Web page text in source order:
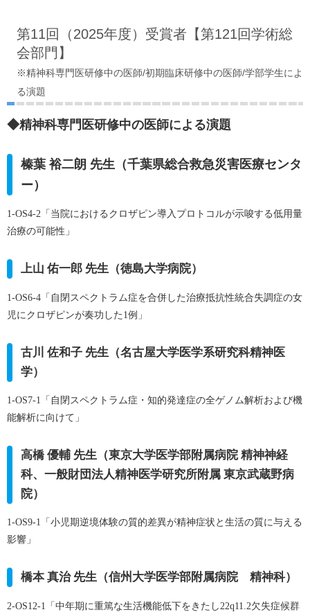
第11回（2025年度）受賞者【第121回学術総
会部門】
※精神科専門医研修中の医師/初期臨床研修中の医師/学部学生によ
る演題
◆精神科専門医研修中の医師による演題
榛葉 裕二朗 先生（千葉県総合救急災害医療センタ
ー）
1-OS4-2「当院におけるクロザピン導入プロトコルが示唆する低用量
治療の可能性」
上山 佑一郎 先生（徳島大学病院）
1-OS6-4「自閉スペクトラム症を合併した治療抵抗性統合失調症の女
児にクロザピンが奏功した1例」
古川 佐和子 先生（名古屋大学医学系研究科精神医
学）
1-OS7-1「自閉スペクトラム症・知的発達症の全ゲノム解析および機
能解析に向けて」
高橋 優輔 先生（東京大学医学部附属病院 精神神経
科、一般財団法人精神医学研究所附属 東京武蔵野病
院）
1-OS9-1「小児期逆境体験の質的差異が精神症状と生活の質に与える
影響」
橋本 真治 先生（信州大学医学部附属病院 精神科）
2-OS12-1「中年期に重篤な生活機能低下をきたし22q11.2欠失症候群